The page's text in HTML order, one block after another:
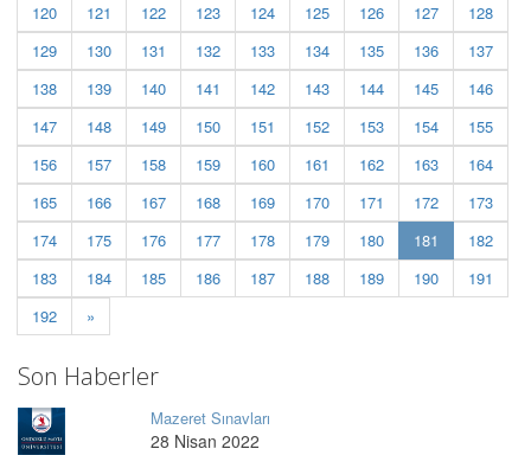
120
121 122 123 124 125 126 127
128
129
130 131 132 133 134 135 136
137
138
139 140 141 142 143 144 145
146
147
148 149 150 151 152 153 154
155
156
157 158 159 160 161 162 163
164
165
166 167 168 169 170 171 172
173
174
175 176 177 178 179 180 181 (current)
182
183
184 185 186 187 188 189 190
191
192
»
Son Haberler
Mazeret Sınavları
28 Nisan 2022